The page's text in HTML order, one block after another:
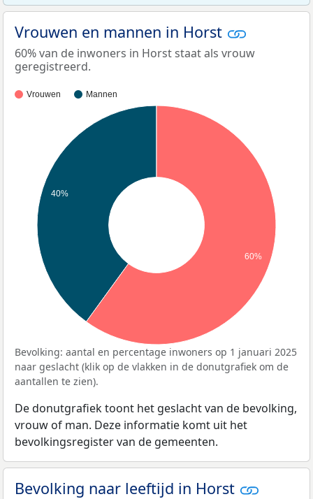
Vrouwen en mannen in Horst
60% van de inwoners in Horst staat als vrouw
geregistreerd.
Vrouwen Mannen
40%
60%
Bevolking: aantal en percentage inwoners op 1 januari 2025
naar geslacht (klik op de vlakken in de donutgrafiek om de
aantallen te zien).
De donutgrafiek toont het geslacht van de bevolking,
vrouw of man. Deze informatie komt uit het
bevolkingsregister van de gemeenten.
Bevolking naar leeftijd in Horst